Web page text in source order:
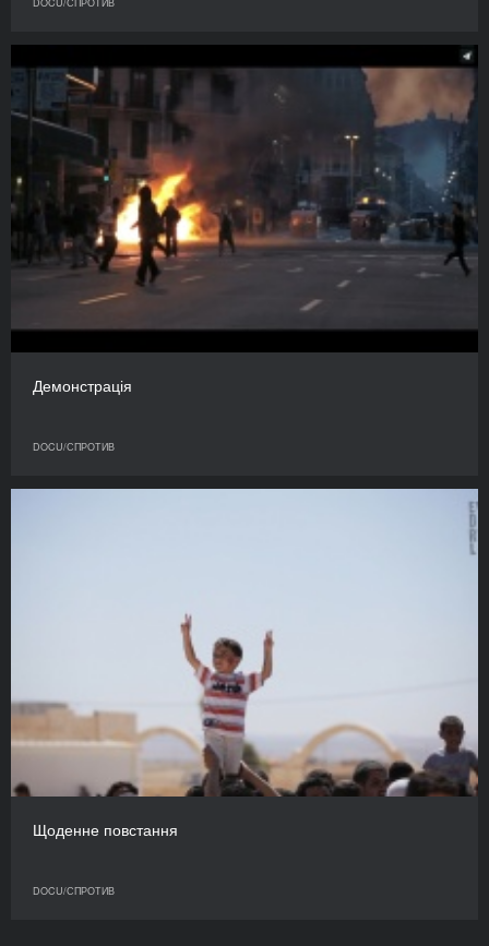
Демонстрація
DOCU/СПРОТИВ
Щоденне повстання
DOCU/СПРОТИВ